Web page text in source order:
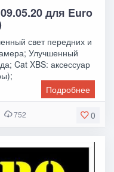
для Euro
свет передних и
Улучшенный
Cat XBS: аксессуар
Подробнее
0
752